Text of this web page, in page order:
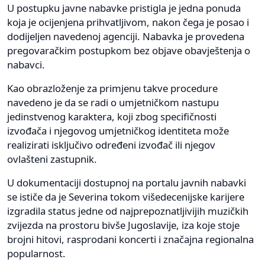
U postupku javne nabavke pristigla je jedna ponuda
koja je ocijenjena prihvatljivom, nakon čega je posao i
dodijeljen navedenoj agenciji. Nabavka je provedena
pregovaračkim postupkom bez objave obavještenja o
nabavci.
Kao obrazloženje za primjenu takve procedure
navedeno je da se radi o umjetničkom nastupu
jedinstvenog karaktera, koji zbog specifičnosti
izvođača i njegovog umjetničkog identiteta može
realizirati isključivo određeni izvođač ili njegov
ovlašteni zastupnik.
U dokumentaciji dostupnoj na portalu javnih nabavki
se ističe da je Severina tokom višedecenijske karijere
izgradila status jedne od najprepoznatljivijih muzičkih
zvijezda na prostoru bivše Jugoslavije, iza koje stoje
brojni hitovi, rasprodani koncerti i značajna regionalna
popularnost.